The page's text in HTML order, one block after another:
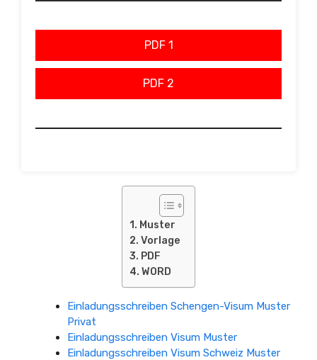
PDF 1
PDF 2
Muster
Vorlage
PDF
WORD
Einladungsschreiben Schengen-Visum Muster
Privat
Einladungsschreiben Visum Muster
Einladungsschreiben Visum Schweiz Muster